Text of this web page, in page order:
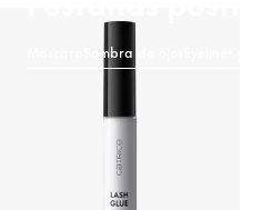
Sombra de ojos